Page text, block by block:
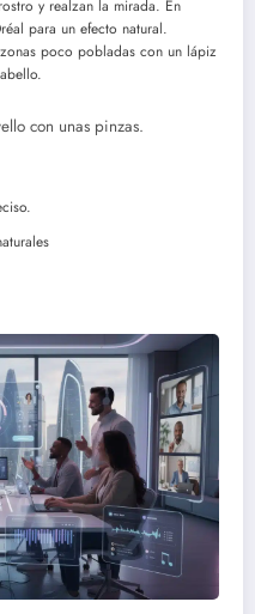
y realzan la mirada. En
para un efecto natural.
poco pobladas con un lápiz
con unas pinzas.